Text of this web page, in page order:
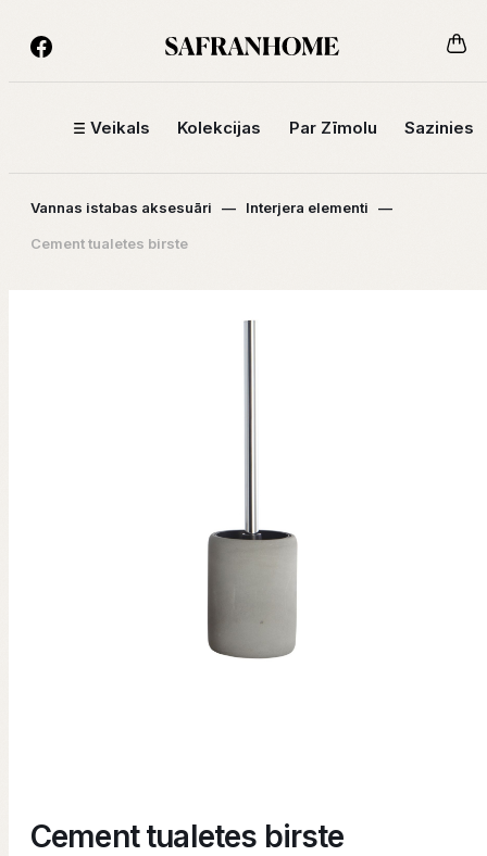
Veikals Kolekcijas Par Zīmolu Sazinies
Vannas istabas aksesuāri — Interjera elementi —
Cement tualetes birste
Cement tualetes birste